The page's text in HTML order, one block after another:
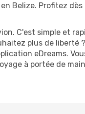
Belize. Profitez
C'est simple et
plus de liberté
eDreams.
à portée de